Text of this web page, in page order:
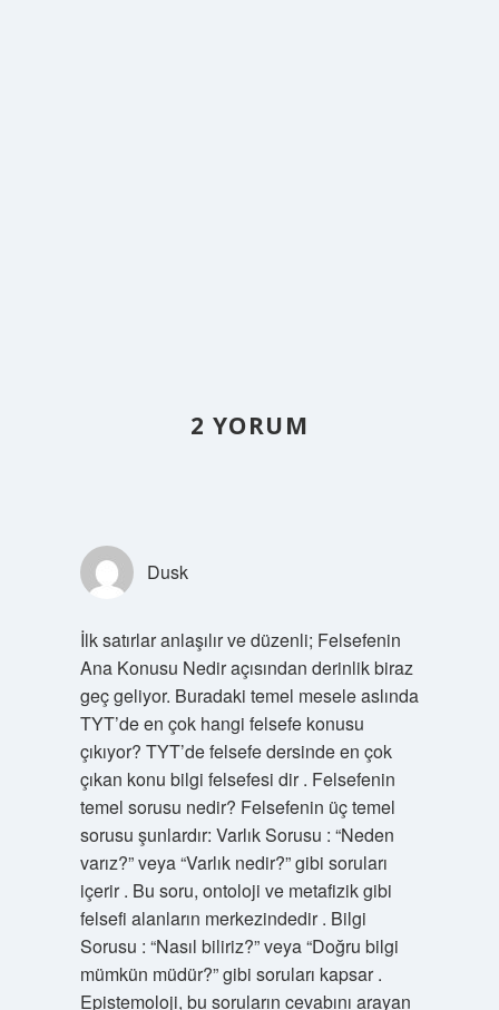
2 YORUM
Dusk
İlk satırlar anlaşılır ve düzenli; Felsefenin
Ana Konusu Nedir açısından derinlik biraz
geç geliyor. Buradaki temel mesele aslında
TYT’de en çok hangi felsefe konusu
çıkıyor? TYT’de felsefe dersinde en çok
çıkan konu bilgi felsefesi dir . Felsefenin
temel sorusu nedir? Felsefenin üç temel
sorusu şunlardır: Varlık Sorusu : “Neden
varız?” veya “Varlık nedir?” gibi soruları
içerir . Bu soru, ontoloji ve metafizik gibi
felsefi alanların merkezindedir . Bilgi
Sorusu : “Nasıl biliriz?” veya “Doğru bilgi
mümkün müdür?” gibi soruları kapsar .
Epistemoloji, bu soruların cevabını arayan